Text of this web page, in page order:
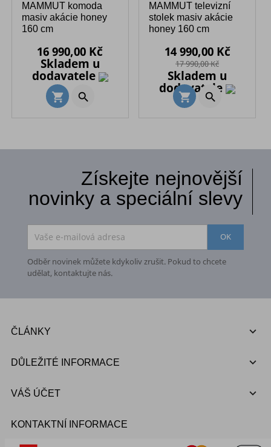
MAMMUT komoda
masiv akácie honey
160 cm
Cena
16 990,00 Kč
Skladem u
dodavatele
shopping_cart 
MAMMUT televizní
stolek masiv akácie
honey 160 cm
Běžná
cena
Cena
14 990,00 KčBěžná
17 990,00 Kč
Skladem u
dodavatele
shopping_cart 
Získejte nejnovější
novinky a speciální slevy
Odběr novinek můžete kdykoliv zrušit. Pokud to chcete
udělat, kontaktujte nás.
ČLÁNKY 
DŮLEŽITÉ INFORMACE 
VÁŠ ÚČET 
KONTAKTNÍ INFORMACE